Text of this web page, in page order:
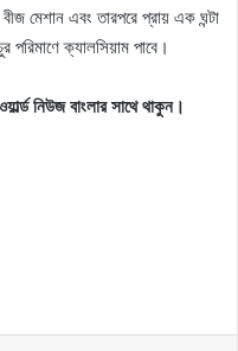
মেশান এবং তারপরে প্রায় এক ঘন্টা
ক্যালসিয়াম পাবে।
নিউজ বাংলার সাথে থাকুন।